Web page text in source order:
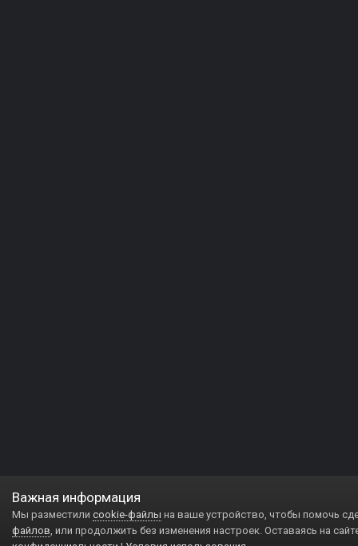
Важная информация
Мы разместили cookie-файлы на ваше устройство, чтобы помочь
файлов, или продолжить без изменения настроек. Оставаясь на